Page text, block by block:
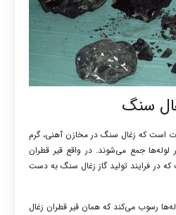
سنگ
است که زغال سنگ در مخازن آهنی، گرم
جمع می‌شوند. در واقع قیر قطران
در فرایند تولید گاز زغال سنگ به دست
رسوب می‌کند که همان قیر قطران زغال